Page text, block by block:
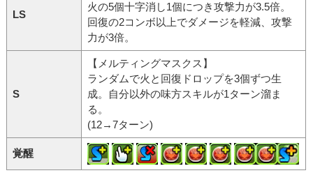
LS
火の5個十字消し1個につき攻撃力が3.5倍。
回復の2コンボ以上でダメージを軽減、攻撃
力が3倍。
S
【メルティングマスクス】
ランダムで火と回復ドロップを3個ずつ生
成。自分以外の味方スキルが1ターン溜ま
る。
(12→7ターン)
覚醒